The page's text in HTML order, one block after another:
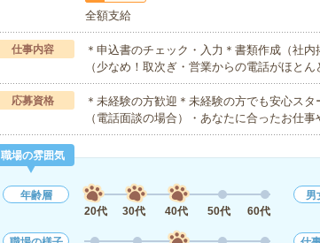
全額支給
仕事内容
＊申込書のチェック・入力＊書類作成（社
（少なめ！取次ぎ・営業からの電話がほと
応募資格
＊未経験の方歓迎＊未経験の方でも安心ス
（電話面談の場合）・あなたに合ったお仕
職場の雰囲気
年齢層
20代
30代 40代 50代 60代
男